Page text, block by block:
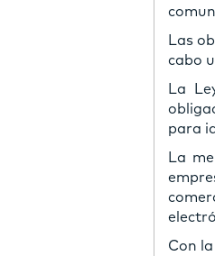
Las
cabo
La
para
La
Con